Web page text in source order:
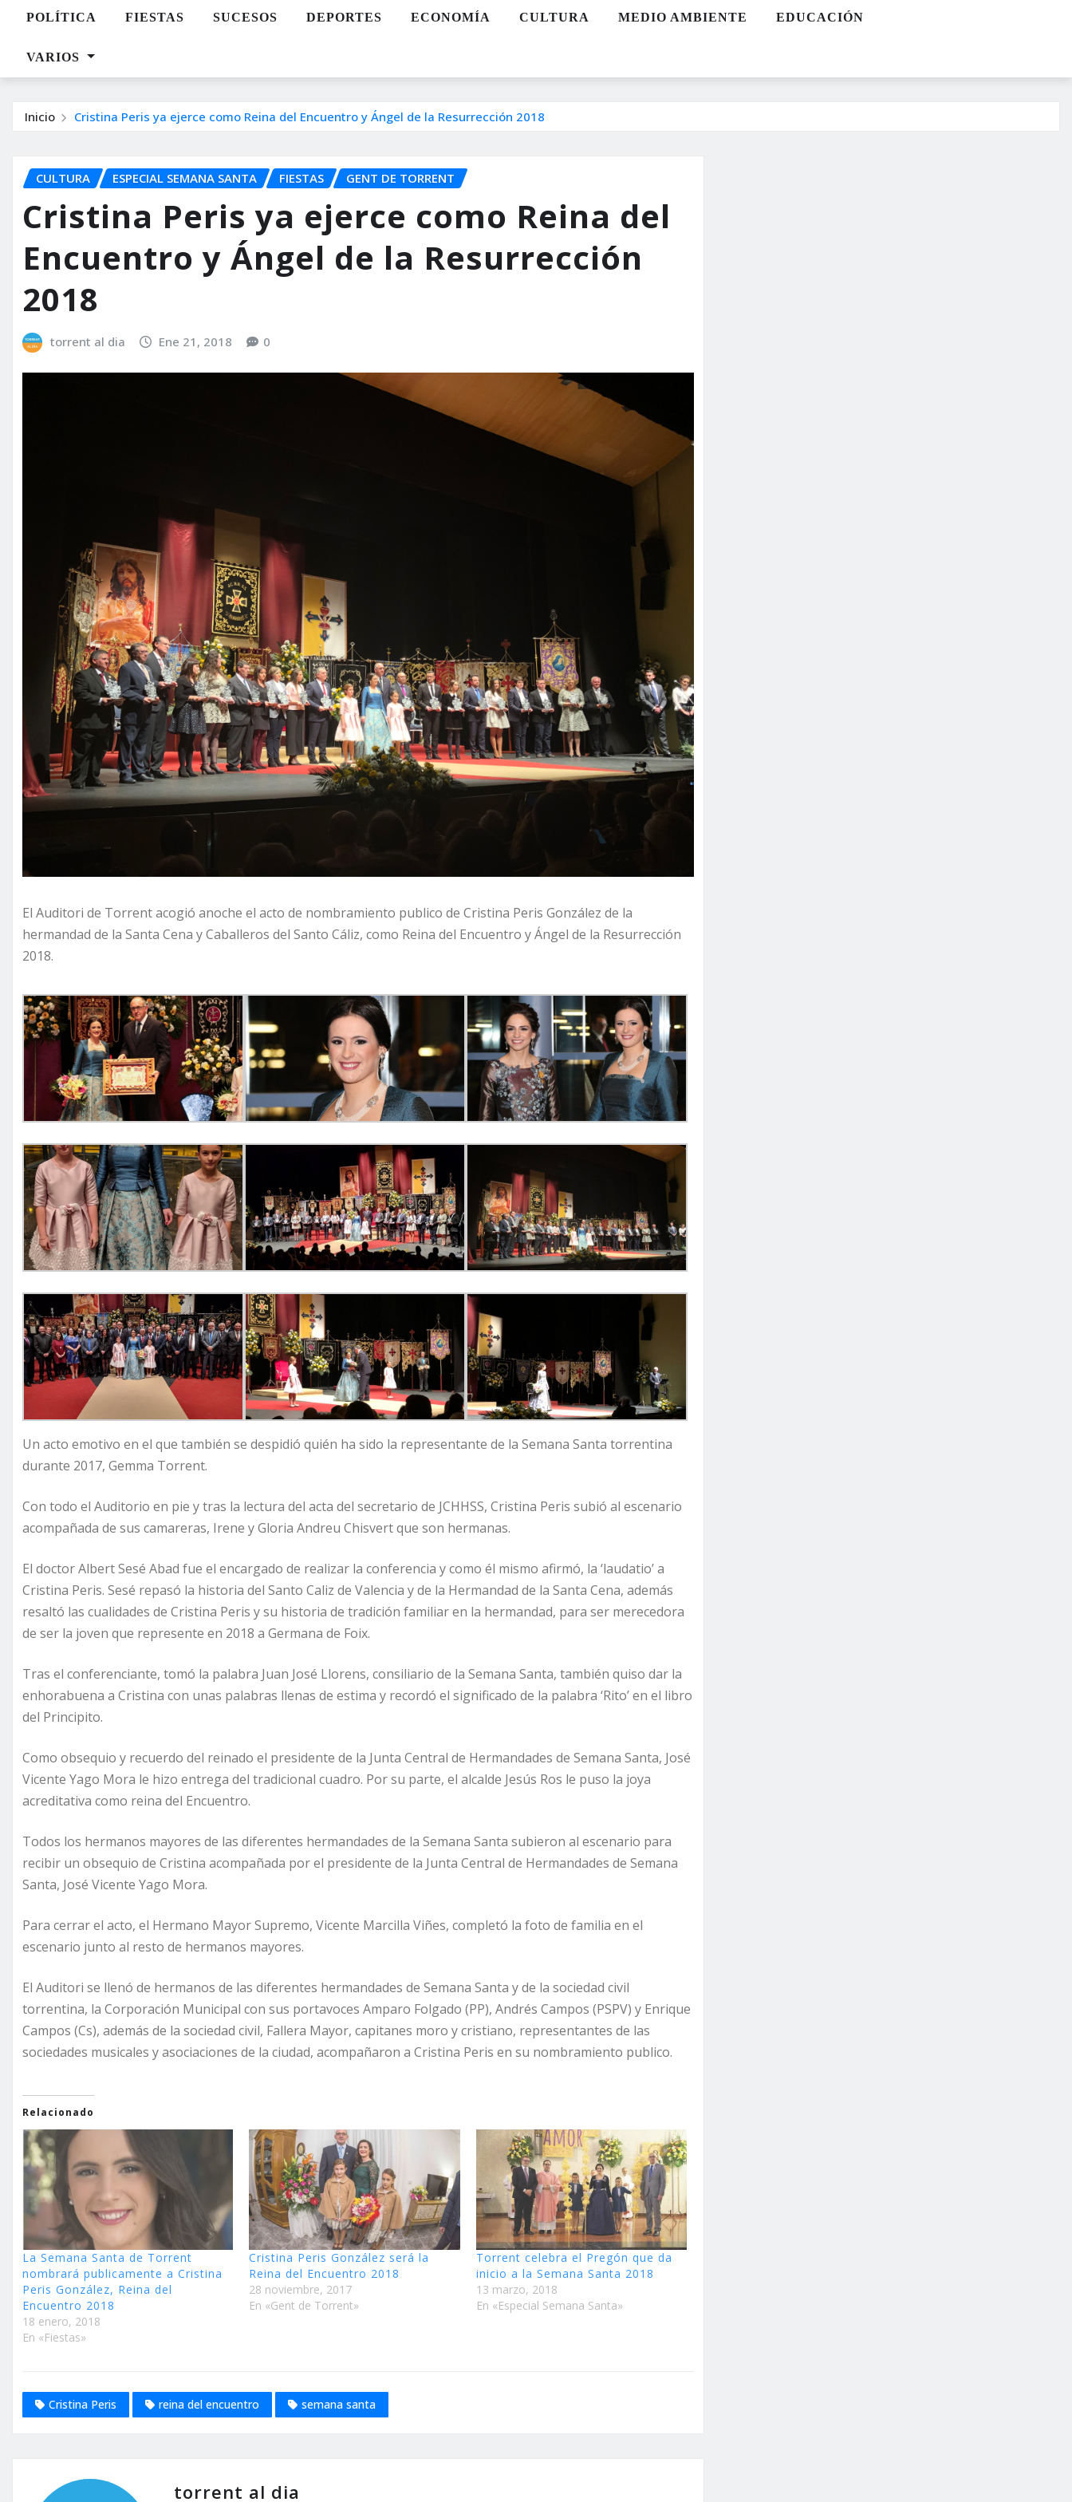
POLÍTICA FIESTAS SUCESOS DEPORTES ECONOMÍA CULTURA MEDIO AMBIENTE EDUCACIÓN
VARIOS
Inicio Cristina Peris ya ejerce como Reina del Encuentro y Ángel de la Resurrección 2018
CULTURA ESPECIAL SEMANA SANTA FIESTAS GENT DE TORRENT
Cristina Peris ya ejerce como Reina del
Encuentro y Ángel de la Resurrección
2018
torrent al dia Ene 21, 2018 0
El Auditori de Torrent acogió anoche el acto de nombramiento publico de Cristina Peris González de la
hermandad de la Santa Cena y Caballeros del Santo Cáliz, como Reina del Encuentro y Ángel de la Resurrección
2018.
Un acto emotivo en el que también se despidió quién ha sido la representante de la Semana Santa torrentina
durante 2017, Gemma Torrent.
Con todo el Auditorio en pie y tras la lectura del acta del secretario de JCHHSS, Cristina Peris subió al escenario
acompañada de sus camareras, Irene y Gloria Andreu Chisvert que son hermanas.
El doctor Albert Sesé Abad fue el encargado de realizar la conferencia y como él mismo afirmó, la ‘laudatio’ a
Cristina Peris. Sesé repasó la historia del Santo Caliz de Valencia y de la Hermandad de la Santa Cena, además
resaltó las cualidades de Cristina Peris y su historia de tradición familiar en la hermandad, para ser merecedora
de ser la joven que represente en 2018 a Germana de Foix.
Tras el conferenciante, tomó la palabra Juan José Llorens, consiliario de la Semana Santa, también quiso dar la
enhorabuena a Cristina con unas palabras llenas de estima y recordó el significado de la palabra ‘Rito’ en el libro
del Principito.
Como obsequio y recuerdo del reinado el presidente de la Junta Central de Hermandades de Semana Santa, José
Vicente Yago Mora le hizo entrega del tradicional cuadro. Por su parte, el alcalde Jesús Ros le puso la joya
acreditativa como reina del Encuentro.
Todos los hermanos mayores de las diferentes hermandades de la Semana Santa subieron al escenario para
recibir un obsequio de Cristina acompañada por el presidente de la Junta Central de Hermandades de Semana
Santa, José Vicente Yago Mora.
Para cerrar el acto, el Hermano Mayor Supremo, Vicente Marcilla Viñes, completó la foto de familia en el
escenario junto al resto de hermanos mayores.
El Auditori se llenó de hermanos de las diferentes hermandades de Semana Santa y de la sociedad civil
torrentina, la Corporación Municipal con sus portavoces Amparo Folgado (PP), Andrés Campos (PSPV) y Enrique
Campos (Cs), además de la sociedad civil, Fallera Mayor, capitanes moro y cristiano, representantes de las
sociedades musicales y asociaciones de la ciudad, acompañaron a Cristina Peris en su nombramiento publico.
Relacionado
La Semana Santa de Torrent
nombrará publicamente a Cristina
Peris González, Reina del
Encuentro 2018
18 enero, 2018
En «Fiestas»
Cristina Peris González será la
Reina del Encuentro 2018
28 noviembre, 2017
En «Gent de Torrent»
Torrent celebra el Pregón que da
inicio a la Semana Santa 2018
13 marzo, 2018
En «Especial Semana Santa»
Cristina Peris reina del encuentro semana santa
torrent al dia